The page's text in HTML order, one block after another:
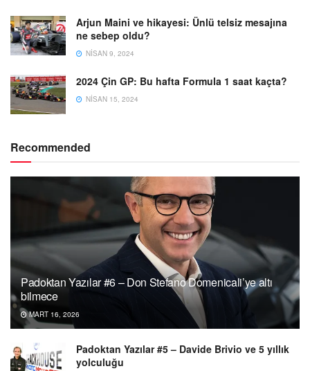
Arjun Maini ve hikayesi: Ünlü telsiz mesajına
ne sebep oldu?
NISAN 9, 2024
2024 Çin GP: Bu hafta Formula 1 saat kaçta?
NISAN 15, 2024
Recommended
Padoktan Yazılar #6 – Don Stefano Domenicali’ye altı
bilmece
MART 16, 2026
Padoktan Yazılar #5 – Davide Brivio ve 5 yıllık
yolculuğu